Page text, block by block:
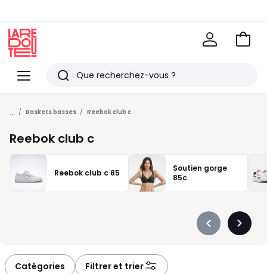
Menu
Redoute
Rechercher
Derniers
articles
vus
Voir
... Baskets basses Reebok club c
Reebok club c
Reebok club c 85
Soutien gorge
85c
Précédent
Catégories Filtrer et trier